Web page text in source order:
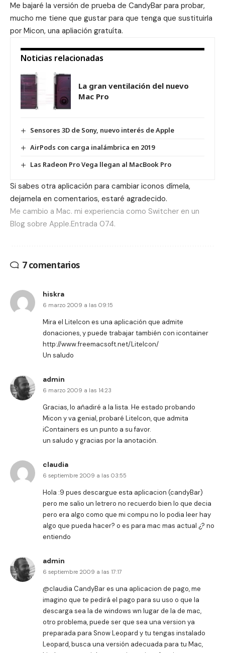
Me bajaré la versión de prueba de CandyBar para probar,
mucho me tiene que gustar para que tenga que sustituirla
por Micon, una apliación gratuíta.
Noticias relacionadas
La gran ventilación del nuevo
Mac Pro
Sensores 3D de Sony, nuevo interés de Apple
AirPods con carga inalámbrica en 2019
Las Radeon Pro Vega llegan al MacBook Pro
Si sabes otra aplicación para cambiar iconos dímela,
dejamela en comentarios, estaré agradecido.
Me cambio a Mac. mi experiencia como Switcher en un
Blog sobre Apple.Entrada 074.
7 comentarios
hiskra
6 marzo 2009 a las 09:15
Mira el Litelcon es una aplicación que admite
donaciones, y puede trabajar también con icontainer
http://www.freemacsoft.net/LiteIcon/
Un saludo
admin
6 marzo 2009 a las 14:23
Gracias, lo añadiré a la lista. He estado probando
Micon y va genial, probaré LiteIcon, que admita
iContainers es un punto a su favor.
un saludo y gracias por la anotación.
claudia
6 septiembre 2009 a las 03:55
Hola :9 pues descargue esta aplicacion (candyBar)
pero me salio un letrero no recuerdo bien lo que decia
pero era algo como que mi compu no lo podia leer hay
algo que pueda hacer? o es para mac mas actual ¿? no
entiendo
admin
6 septiembre 2009 a las 17:17
@claudia CandyBar es una aplicacion de pago, me
imagino que te pedirá el pago para su uso o que la
descarga sea la de windows wn lugar de la de mac,
otro problema, puede ser que sea una version ya
preparada para Snow Leopard y tu tengas instalado
Leopard, busca una versión adecuada para tu Mac,